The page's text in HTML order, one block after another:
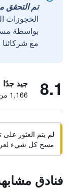
تم التحقق منه
الحجوزات
مع شركائنا
8.1 جيد جدًا
1,166 من التقييمات تم التحقق منها
لم يتم العثور
مسح كل شيء
فنادق